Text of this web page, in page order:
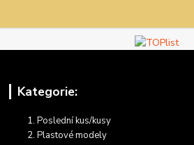
Kategorie:
Poslední kus/kusy
Plastové modely